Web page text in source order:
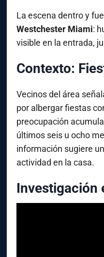
La escena dentro y
Westchester Miami:
visible en la entrada,
Contexto:
Vecinos del área
por albergar fiestas
preocupación
últimos seis u ocho
información sugiere
actividad en la casa.
Investigación